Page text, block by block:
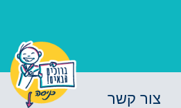
צור קשר